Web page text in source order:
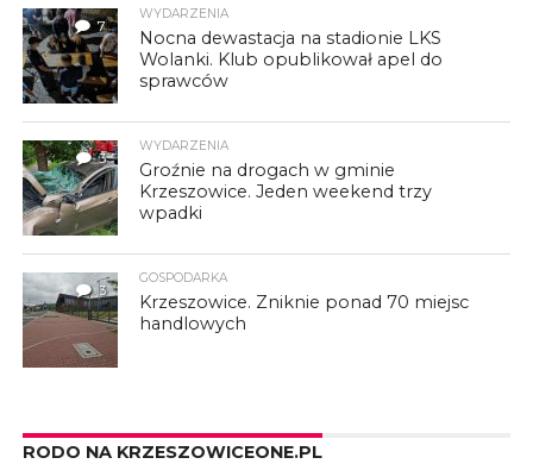
7
WYDARZENIA
Nocna dewastacja na stadionie LKS
Wolanki. Klub opublikował apel do
sprawców
3
WYDARZENIA
Groźnie na drogach w gminie
Krzeszowice. Jeden weekend trzy
wpadki
3
GOSPODARKA
Krzeszowice. Zniknie ponad 70 miejsc
handlowych
RODO NA KRZESZOWICEONE.PL